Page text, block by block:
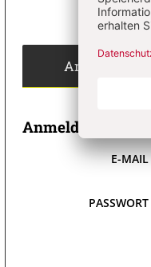
Angemeldet
Anmeldung
E-